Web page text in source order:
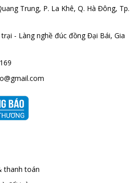
Trung, P. La Khê, Q. Hà Đông, Tp.
- Làng nghề đúc đồng Đại Bái, Gia
thanh toán